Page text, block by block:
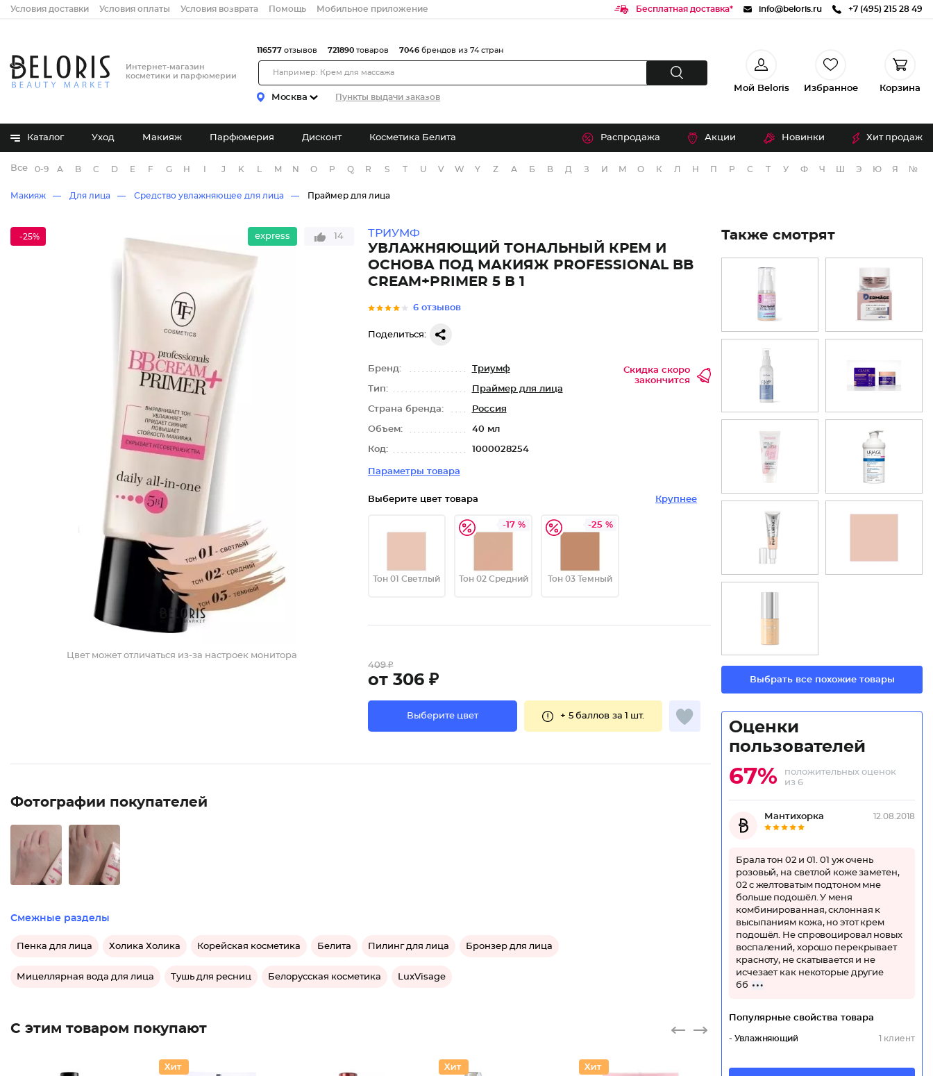
Условия доставки Условия оплаты Условия возврата Помощь Мобильное приложение Бесплатная доставка* info@beloris.ru +7 (495) 215 28 49
Интернет-магазин
косметики и парфюмерии
Москва Пункты выдачи заказов
116577 отзывов 721890 товаров 7046 брендов из 74 стран
Мой Beloris Избранное Корзина
Каталог Уход Макияж Парфюмерия Дисконт Косметика Белита Распродажа Акции Новинки Хит продаж
Все бренды
0-9 A B C D E F G H J K M N O P Q R S T U V W Y Z А Б В Д З И М О К Л Н П Р С Т У Ф Ч Э Ю Я №
Макияж Для лица Средство увлажняющее для лица Праймер для лица
-25% express 14
Цвет может отличаться из-за настроек монитора
ТРИУМФ
УВЛАЖНЯЮЩИЙ ТОНАЛЬНЫЙ КРЕМ И
ОСНОВА ПОД МАКИЯЖ PROFESSIONAL BB
CREAM+PRIMER 5 В 1
6 отзывов
Поделиться:
Бренд: Триумф
Тип: Праймер для лица
Страна бренда: Россия
Объем: 40 мл
Код: 1000028254
Скидка скоро
закончится
Параметры товара
Выберите цвет товара Крупнее
Тон 01 Светлый
-17 %
Тон 02 Средний
-25 %
Тон 03 Темный
409 ₽
от 306 ₽
Выберите цвет + 5 баллов за 1 шт.
Фотографии покупателей
Смежные разделы
Пенка для лица Холика Холика Корейская косметика Белита Пилинг для лица Бронзер для лица
Мицеллярная вода для лица Тушь для ресниц Белорусская косметика LuxVisage
С этим товаром покупают
Также смотрят
Выбрать все похожие товары
Оценки
пользователей
67%
положительных оценок
из 6
Мантихорка 12.08.2018
Брала тон 02 и 01. 01 уж очень
розовый, на светлой коже заметен,
02 с желтоватым подтоном мне
больше подошёл. У меня
комбинированная, склонная к
высыпаниям кожа, но этот крем
подошёл. Не спровоцировал новых
воспалений, хорошо перекрывает
красноту, не скатывается и не
исчезает как некоторые другие
бб
Популярные свойства товара
- Увлажняющий 1 клиент